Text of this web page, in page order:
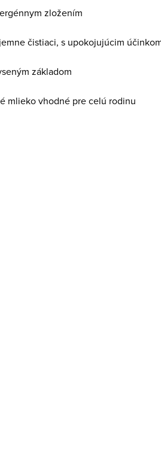
zložením
čistiaci, s upokojujúcim
základom
mlieko vhodné pre celú rodinu